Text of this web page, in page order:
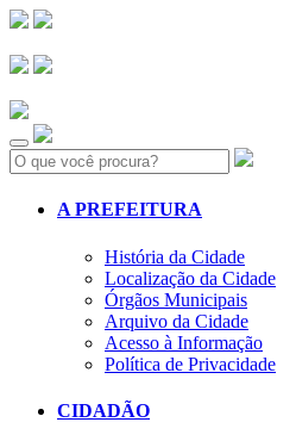
Search:
A PREFEITURA
História da Cidade
Localização da Cidade
Órgãos Municipais
Arquivo da Cidade
Acesso à Informação
Política de Privacidade
CIDADÃO